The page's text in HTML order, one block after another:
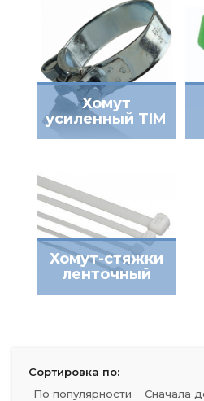
Хомут
усиленный TIM
Хомут-стяжки
ленточный
Сортировка по:
По популярности
Сначала